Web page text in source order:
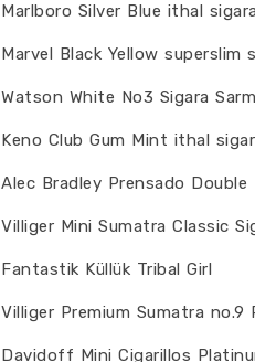
Marlboro Silver Blue ithal sigara
Marvel Black Yellow superslim
Watson White No3 Sigara
Keno Club Gum Mint ithal
Alec Bradley Prensado
Villiger Mini Sumatra Classic
Fantastik Küllük Tribal Girl
Villiger Premium Sumatra no.9
Davidoff Mini Cigarillos